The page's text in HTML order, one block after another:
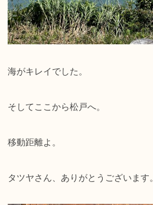
海がキレイでした。
そしてここから松戸へ。
移動距離よ。
タツヤさん、ありがとうございます。